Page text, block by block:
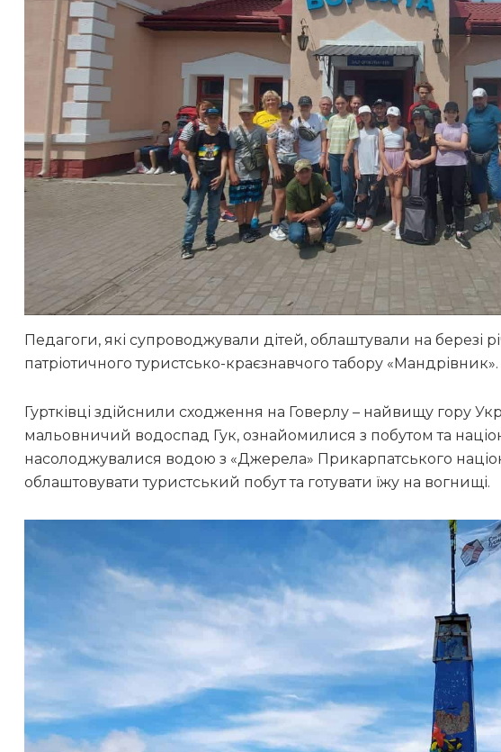
Педагоги, які супроводжували дітей, облаштували на березі
патріотичного туристсько-краєзнавчого табору «Мандрівник».
Гуртківці здійснили сходження на Говерлу – найвищу гору
мальовничий водоспад Гук, ознайомилися з побутом та
насолоджувалися водою з «Джерела» Прикарпатського
облаштовувати туристський побут та готувати їжу на вогнищі.